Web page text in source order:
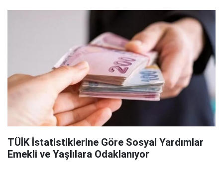
TÜİK İstatistiklerine Göre Sosyal Yardımlar
Emekli ve Yaşlılara Odaklanıyor